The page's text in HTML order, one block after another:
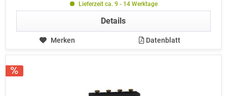
Lieferzeit ca. 9 - 14 Werktage
Details
Merken Datenblatt